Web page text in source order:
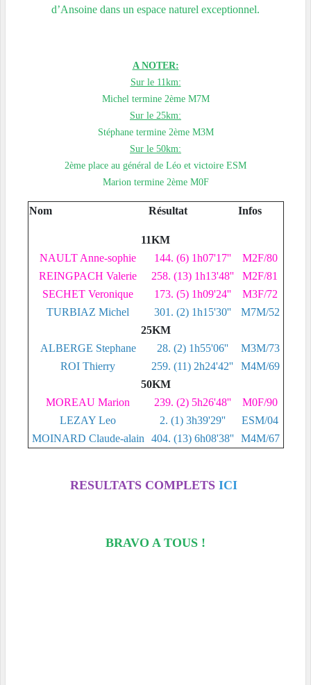
d’Ansoine dans un espace naturel exceptionnel.
A NOTER:
Sur le 11km:
Michel termine 2ème M7M
Sur le 25km:
Stéphane termine 2ème M3M
Sur le 50km:
2ème place au général de Léo et victoire ESM
Marion termine 2ème M0F
Nom Résultat Infos
11KM
NAULT Anne-sophie
144. (6) 1h07'17''
M2F/80
REINGPACH Valerie
258. (13) 1h13'48''
M2F/81
SECHET Veronique
173. (5) 1h09'24''
M3F/72
TURBIAZ Michel
301. (2) 1h15'30''
M7M/52
25KM
ALBERGE Stephane
28. (2) 1h55'06''
M3M/73
ROI Thierry
259. (11) 2h24'42''
M4M/69
50KM
MOREAU Marion
239. (2) 5h26'48''
M0F/90
LEZAY Leo
2. (1) 3h39'29''
ESM/04
MOINARD Claude-alain
404. (13) 6h08'38'' M4M/67
RESULTATS COMPLETS ICI
BRAVO A TOUS !